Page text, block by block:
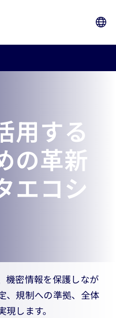
用する
の革新
エコシ
機密情報を保護しなが
、規制への準拠、全体
します。